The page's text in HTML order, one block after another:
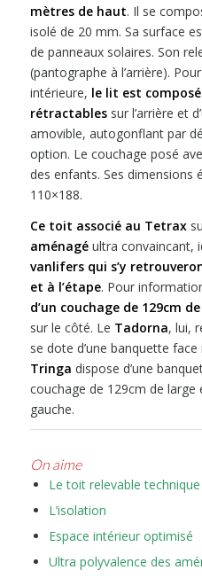
mètres de haut. Il se
isolé de 20 mm. Sa surface
de panneaux solaires. Son
(pantographe à l’arrière).
intérieure, le lit est
rétractablessur l’arrière et
amovible, autogonflant par
option. Le couchage posé
des enfants. Ses dimensions
110×188.
Ce toit associé au Tetrax
aménagéultra convaincant,
vanlifers qui s’y
et à l’étape. Pour
d’un couchage de 129cm
sur le côté. Le Tadorna, lui,
se dote d’une banquette
Tringa dispose d’une
couchage de 129cm de large
gauche.
On aime
Le toit relevable
L’isolation
Espace intérieur optimisé
Ultra polyvalence des